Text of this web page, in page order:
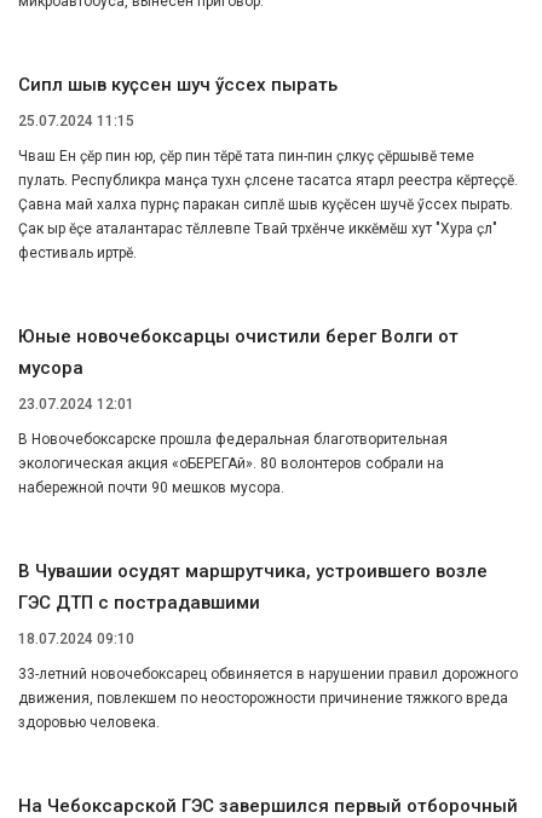
Сиплӗ шыв куҫӗсен шучӗ ӳссех пырать
25.07.2024 11:15
Чӑваш Ен ҫӗр пин юрӑ, ҫӗр пин тӗрӗ тата пин-пин ҫӑлкуҫ ҫӗршывӗ теме
пулать. Республикӑра манӑҫа тухнӑ ҫӑлсене тасатса ятарлӑ реестра кӗртеҫҫӗ.
Ҫавна май халӑха пурнӑҫ паракан сиплӗ шыв куҫӗсен шучӗ ӳссех пырать.
Ҫак ырӑ ӗҫе аталантарас тӗллевпе Тӑвай тӑрӑхӗнче иккӗмӗш хут "Хура ҫӑл"
фестиваль иртрӗ.
Юные новочебоксарцы очистили берег Волги от
мусора
23.07.2024 12:01
В Новочебоксарске прошла федеральная благотворительная
экологическая акция «оБЕРЕГАй». 80 волонтеров собрали на
набережной почти 90 мешков мусора.
В Чувашии осудят маршрутчика, устроившего возле
ГЭС ДТП с пострадавшими
18.07.2024 09:10
33-летний новочебоксарец обвиняется в нарушении правил дорожного
движения, повлекшем по неосторожности причинение тяжкого вреда
здоровью человека.
На Чебоксарской ГЭС завершился первый отборочный